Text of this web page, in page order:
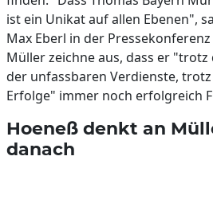
ist ein Unikat auf allen Ebenen",
Max Eberl in der
Müller zeichne aus, dass er
der unfassbaren Verdienste,
Erfolge" immer noch erfolgreich
Hoeneß denkt an
danach